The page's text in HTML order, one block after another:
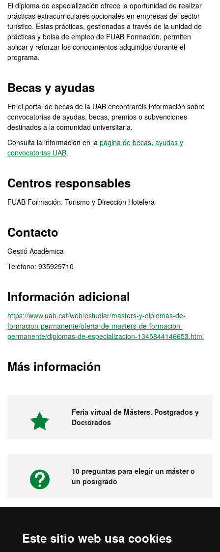
Este sitio web usa cookies
El diploma de especialización ofrece la oportunidad de realizar
prácticas extracurriculares opcionales en empresas del sector
turístico. Estas prácticas, gestionadas a través de la unidad de
prácticas y bolsa de empleo de FUAB Formación, permiten
aplicar y reforzar los conocimientos adquiridos durante el
programa.
Becas y ayudas
En el portal de becas de la UAB encontraréis información sobre
convocatorias de ayudas, becas, premios o subvenciones
destinados a la comunidad universitaria.
Consulta la información en la página de becas, ayudas y
convocatorias UAB.
Centros responsables
FUAB Formación. Turismo y Dirección Hotelera
Contacto
Gestió Acadèmica
Teléfono: 935929710
Información adicional
https://www.uab.cat/web/estudiar/masters-y-diplomas-de-
formacion-permanente/oferta-de-masters-de-formacion-
permanente/diplomas-de-especializacion-1345844146653.html
Más información
Feria virtual de Másters, Postgrados y
Doctorados
10 preguntas para elegir un máster o
un postgrado
postgrados y doctorados